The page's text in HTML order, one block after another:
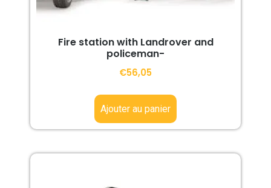
Fire station with Landrover and
policeman-
€56,05
Ajouter au panier